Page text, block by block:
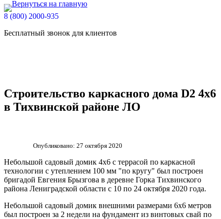
8 (800) 2000-935
Бесплатный звонок для клиентов
Строительство каркасного дома D2 4х6
в Тихвинской районе ЛО
Опубликовано: 27 октября 2020
Небольшой садовый домик 4х6 с террасой по каркасной
технологии с утеплением 100 мм "по кругу" был построен
бригадой Евгения Брызгова в деревне Горка Тихвинского
района Лениградской области с 10 по 24 октября 2020 года.
Небольшой садовый домик внешними размерами 6х6 метров
был построен за 2 недели на фундамент из винтовых свай по